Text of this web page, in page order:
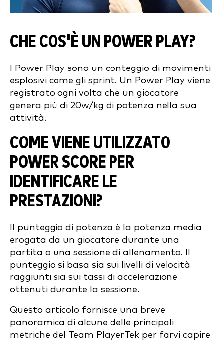
CHE COS'È UN POWER PLAY?
I Power Play sono un conteggio di movimenti
esplosivi come gli sprint. Un Power Play viene
registrato ogni volta che un giocatore
genera più di 20w/kg di potenza nella sua
attività.
COME VIENE UTILIZZATO
POWER SCORE PER
IDENTIFICARE LE
PRESTAZIONI?
Il punteggio di potenza è la potenza media
erogata da un giocatore durante una
partita o una sessione di allenamento. Il
punteggio si basa sia sui livelli di velocità
raggiunti sia sui tassi di accelerazione
ottenuti durante la sessione.
Questo articolo fornisce una breve
panoramica di alcune delle principali
metriche del Team PlayerTek per farvi capire